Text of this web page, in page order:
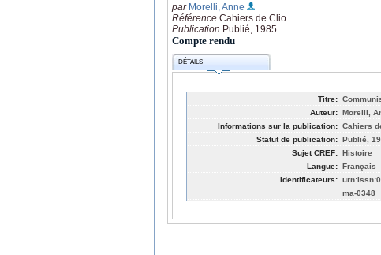
par Morelli, Anne
Référence Cahiers de Clio
Publication Publié, 1985
Compte rendu
DÉTAILS
Titre:
Auteur: Morelli,
Informations sur la publication: Cahiers
Statut de publication: Publié,
Sujet CREF: Histoire
Langue: Français
Identificateurs:
ma-0348